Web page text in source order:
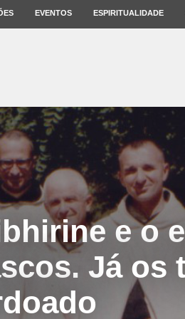
EVENTOS ESPIRITUALIDADE
e o
Já os